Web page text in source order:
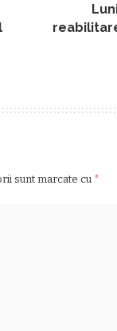
sunt marcate cu *